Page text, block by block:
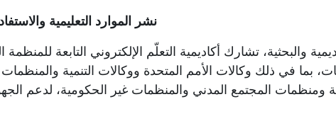
نشر الموارد التعليمية
والبحثية، تشارك أكاديمية التعلّم الإلكتروني التابعة للمنظمة
بما في ذلك وكالات الأمم المتحدة ووكالات التنمية
ومنظمات المجتمع المدني والمنظمات غير الحكومية، لدعم الجهود